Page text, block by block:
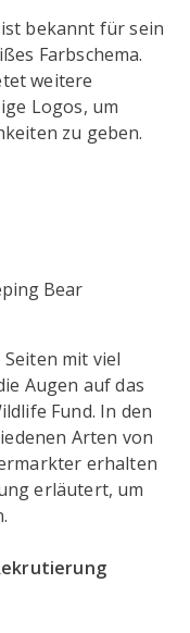
ist bekannt für sein
Farbschema.
weitere
Logos, um
zu geben.
Seiten mit viel
Augen auf das
Fund. In den
Arten von
erhalten
erläutert, um